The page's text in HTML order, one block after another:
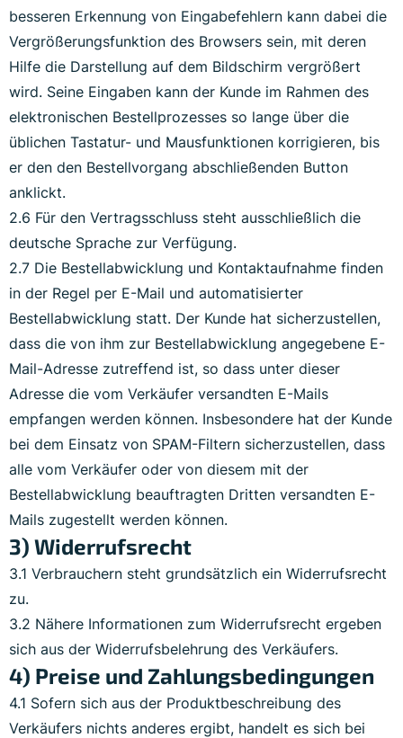
besseren Erkennung von Eingabefehlern kann dabei die
Vergrößerungsfunktion des Browsers sein, mit deren
Hilfe die Darstellung auf dem Bildschirm vergrößert
wird. Seine Eingaben kann der Kunde im Rahmen des
elektronischen Bestellprozesses so lange über die
üblichen Tastatur- und Mausfunktionen korrigieren, bis
er den den Bestellvorgang abschließenden Button
anklickt.
2.6 Für den Vertragsschluss steht ausschließlich die
deutsche Sprache zur Verfügung.
2.7 Die Bestellabwicklung und Kontaktaufnahme finden
in der Regel per E-Mail und automatisierter
Bestellabwicklung statt. Der Kunde hat sicherzustellen,
dass die von ihm zur Bestellabwicklung angegebene E-
Mail-Adresse zutreffend ist, so dass unter dieser
Adresse die vom Verkäufer versandten E-Mails
empfangen werden können. Insbesondere hat der Kunde
bei dem Einsatz von SPAM-Filtern sicherzustellen, dass
alle vom Verkäufer oder von diesem mit der
Bestellabwicklung beauftragten Dritten versandten E-
Mails zugestellt werden können.
3) Widerrufsrecht
3.1 Verbrauchern steht grundsätzlich ein Widerrufsrecht
zu.
3.2 Nähere Informationen zum Widerrufsrecht ergeben
sich aus der Widerrufsbelehrung des Verkäufers.
4) Preise und Zahlungsbedingungen
4.1 Sofern sich aus der Produktbeschreibung des
Verkäufers nichts anderes ergibt, handelt es sich bei